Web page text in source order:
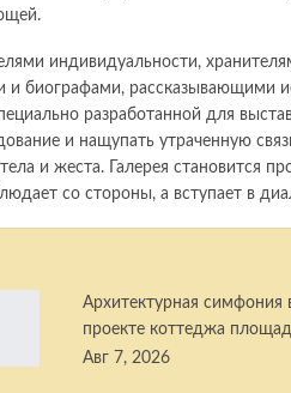
индивидуальности,
и биографами, рассказывающими
разработанной для
и нащупать утраченную
и жеста. Галерея становится
со стороны, а вступает в
Архитектурная симфония
проекте коттеджа
Авг 7, 2026